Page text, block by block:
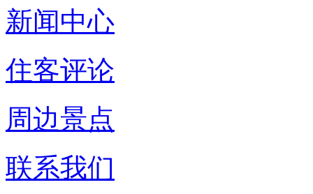
新闻中心
住客评论
周边景点
联系我们